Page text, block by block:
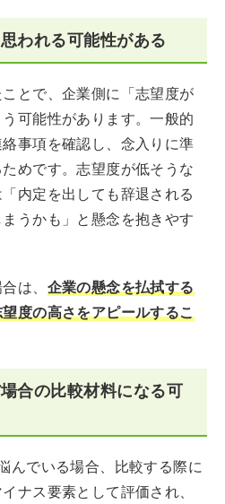
われる可能性がある
とで、企業側に「志望度が
可能性があります。一般的
事項を確認し、念入りに準
めです。志望度が低そうな
内定を出しても辞退される
うかも」と懸念を抱きやす
は、 企業の懸念を払拭する
度の高さをアピールするこ
合の比較材料になる可
んでいる場合、比較する際に
ナス要素として評価され、